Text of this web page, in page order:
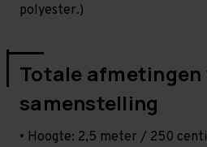
polyester.)
Totale afmetingen
samenstelling
• Hoogte: 2,5 meter / 250